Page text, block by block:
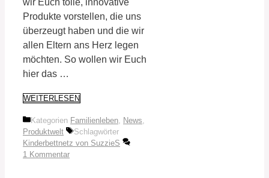
Produkte vorstellen, die uns
überzeugt haben und die wir
allen Eltern ans Herz legen
möchten. So wollen wir Euch
hier das …
WEITERLESEN
Kategorien Familienleben News
Produktwelt
Schlagwörter
Kinderbettnetz von SuzzieS
1 Kommentar